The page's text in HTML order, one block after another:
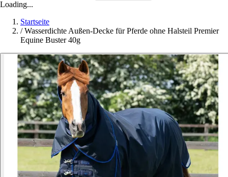
Loading...
Startseite
/ Wasserdichte Außen-Decke für Pferde ohne Halsteil Premier
Equine Buster 40g